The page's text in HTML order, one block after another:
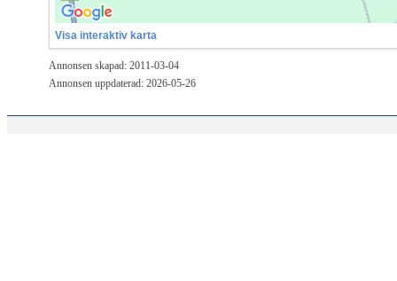
Visa interaktiv karta
Annonsen skapad: 2011-03-04
Annonsen uppdaterad: 2026-05-26